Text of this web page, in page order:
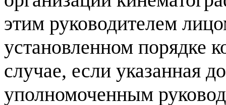
этим руководителем
установленном порядке
случае, если указанная
уполномоченным